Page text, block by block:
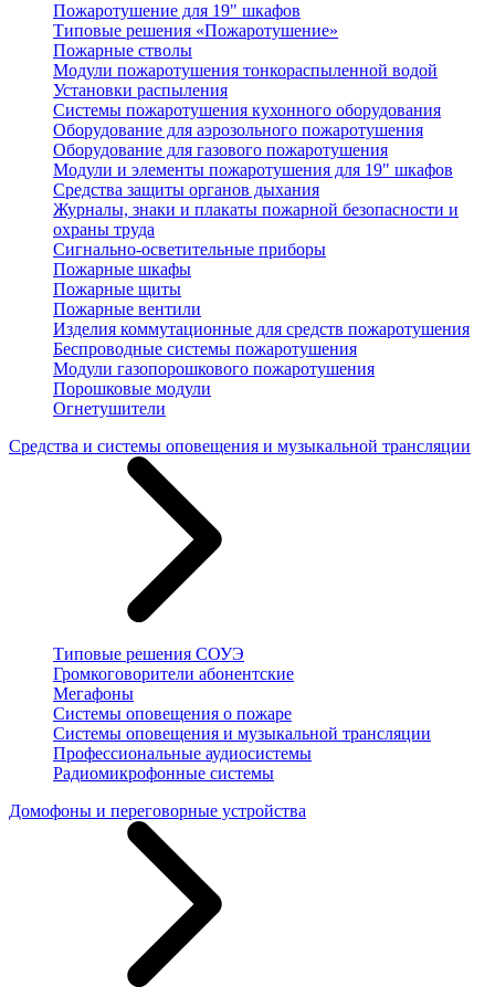
Пожаротушение для 19" шкафов
Типовые решения «Пожаротушение»
Пожарные стволы
Модули пожаротушения тонкораспыленной водой
Установки распыления
Системы пожаротушения кухонного оборудования
Оборудование для аэрозольного пожаротушения
Оборудование для газового пожаротушения
Модули и элементы пожаротушения для 19" шкафов
Средства защиты органов дыхания
Журналы, знаки и плакаты пожарной безопасности и
охраны труда
Сигнально-осветительные приборы
Пожарные шкафы
Пожарные щиты
Пожарные вентили
Изделия коммутационные для средств пожаротушения
Беспроводные системы пожаротушения
Модули газопорошкового пожаротушения
Порошковые модули
Огнетушители
Средства и системы оповещения и музыкальной трансляции
Типовые решения СОУЭ
Громкоговорители абонентские
Мегафоны
Системы оповещения о пожаре
Системы оповещения и музыкальной трансляции
Профессиональные аудиосистемы
Радиомикрофонные системы
Домофоны и переговорные устройства